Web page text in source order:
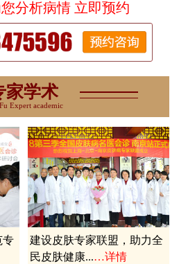
分析病情 立即预约
家学术
Expert academic
专
建设皮肤专家联盟，助力全
民皮肤健康...…详情